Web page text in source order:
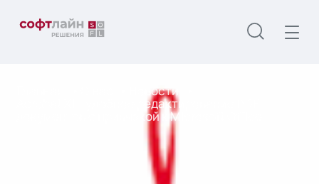
Новости
Acrobat XI – удобное редактирование PDF-
документов с привязкой к Microsoft Office